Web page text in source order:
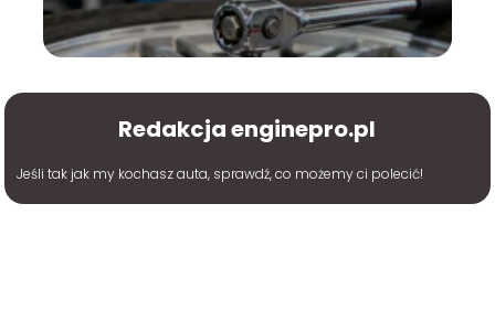
Redakcja enginepro.pl
Jeśli tak jak my kochasz auta, sprawdź, co możemy ci polecić!